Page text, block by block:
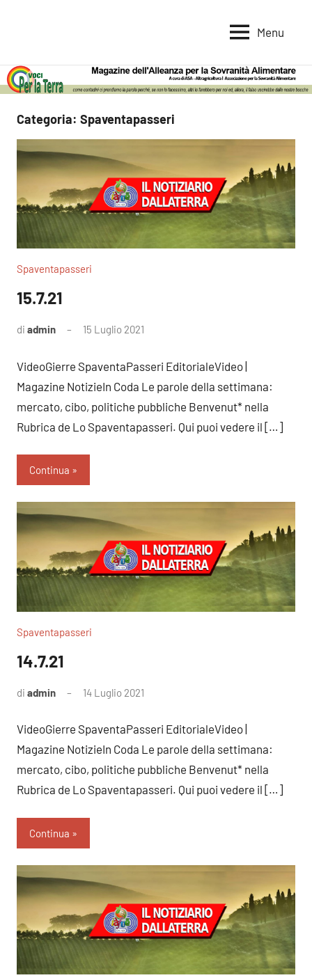
per
la
Terra
per
la
Alimentare
Menu
Categoria: Spaventapasseri
Spaventapasseri
15.7.21
di admin 15 Luglio 2021
VideoGierre SpaventaPasseri EditorialeVideo |
Magazine NotizieIn Coda Le parole della settimana:
mercato, cibo, politiche pubbliche Benvenut* nella
Rubrica de Lo Spaventapasseri. Qui puoi vedere il […]
Continua
Spaventapasseri
14.7.21
di admin 14 Luglio 2021
VideoGierre SpaventaPasseri EditorialeVideo |
Magazine NotizieIn Coda Le parole della settimana:
mercato, cibo, politiche pubbliche Benvenut* nella
Rubrica de Lo Spaventapasseri. Qui puoi vedere il […]
Continua